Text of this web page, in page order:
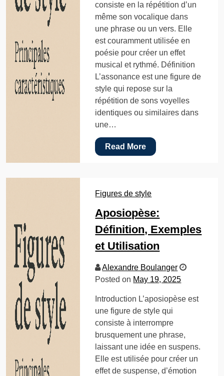
consiste en la répétition d’un
même son vocalique dans
une phrase ou un vers. Elle
est couramment utilisée en
poésie pour créer un effet
musical et rythmé. Définition
L’assonance est une figure de
style qui repose sur la
répétition de sons voyelles
identiques ou similaires dans
une…
Read More
Figures de style
Aposiopèse:
Définition, Exemples
et Utilisation
Alexandre Boulanger
Posted on May 19, 2025
Introduction L’aposiopèse est
une figure de style qui
consiste à interrompre
brusquement une phrase,
laissant une idée en suspens.
Elle est utilisée pour créer un
effet de suspense, d’émotion